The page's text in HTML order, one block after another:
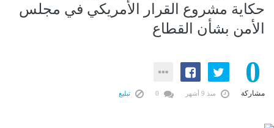
حكاية مشروع القرار الأمريكي في مجلس
الأمن بشأن القطاع
0
مشاركة منذ 9 أشهر تبليغ